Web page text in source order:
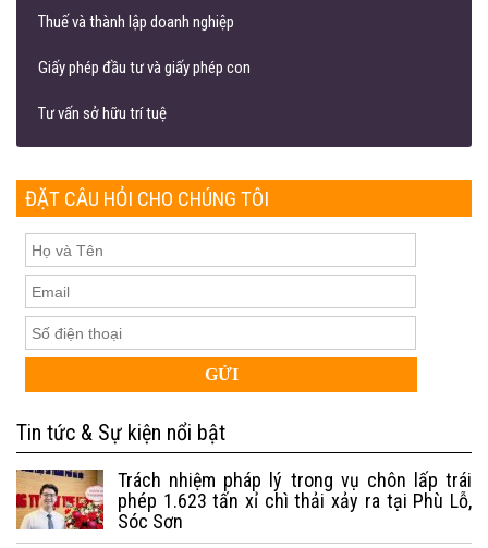
Thuế và thành lập doanh nghiệp
Giấy phép đầu tư và giấy phép con
Tư vấn sở hữu trí tuệ
ĐẶT CÂU HỎI CHO CHÚNG TÔI
Tin tức & Sự kiện nổi bật
Trách nhiệm pháp lý trong vụ chôn lấp trái
phép 1.623 tấn xỉ chì thải xảy ra tại Phù Lỗ,
Sóc Sơn